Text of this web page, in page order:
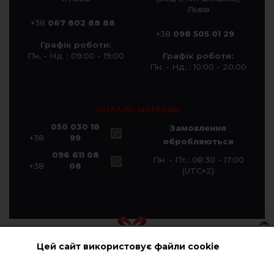
Цей сайт використовує файли cookie
+38 067 802 88 88
Графік роботи:
Пн. - Нд. : 09:00 - 19:00
Львів
+38 098 505 01 29
Графік роботи:
Пн. - Нд. : 10:00 - 20:00
ОНЛАЙН МАГАЗИН
+38
050 030 18
99
+38
096 611 08
08
Замовлення
обробляються
Пн. - Пт.: 08:30 - 17:00
(UTC+2)
© Компанія «Галичанка» 2026